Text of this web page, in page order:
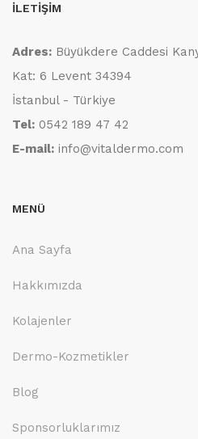
İLETİŞİM
Adres: Büyükdere Caddesi
Kat: 6 Levent 34394
İstanbul - Türkiye
Tel: 0542 189 47 42
E-mail: info@vitaldermo.com
MENÜ
Ana Sayfa
Hakkımızda
Kolajenler
Dermo-Kozmetikler
Blog
Sponsorluklarımız